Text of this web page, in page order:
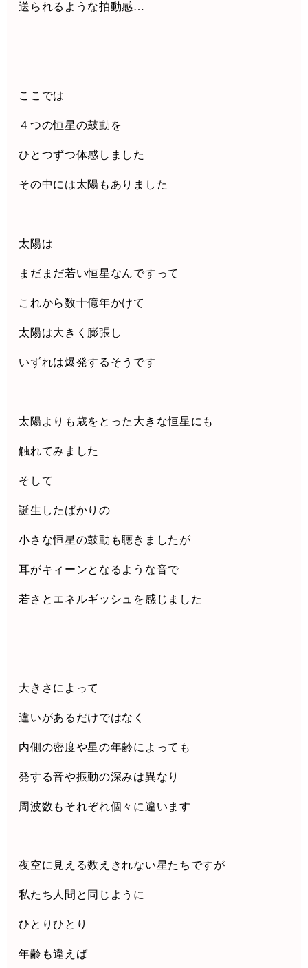
送られるような拍動感…
ここでは
４つの恒星の鼓動を
ひとつずつ体感しました
その中には太陽もありました
太陽は
まだまだ若い恒星なんですって
これから数十億年かけて
太陽は大きく膨張し
いずれは爆発するそうです
太陽よりも歳をとった大きな恒星にも
触れてみました
そして
誕生したばかりの
小さな恒星の鼓動も聴きましたが
耳がキィーンとなるような音で
若さとエネルギッシュを感じました
大きさによって
違いがあるだけではなく
内側の密度や星の年齢によっても
発する音や振動の深みは異なり
周波数もそれぞれ個々に違います
夜空に見える数えきれない星たちですが
私たち人間と同じように
ひとりひとり
年齢も違えば